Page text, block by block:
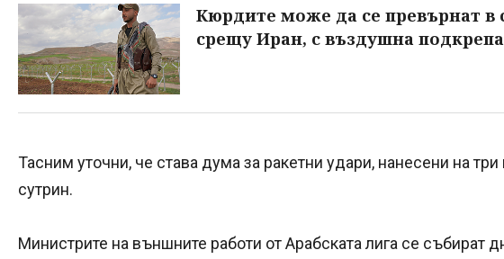
Кюрдите може да се превърнат в
срещу Иран, с въздушна
Тасним уточни, че става дума за ракетни удари, нанесени на
сутрин.
Министрите на външните работи от Арабската лига се събират